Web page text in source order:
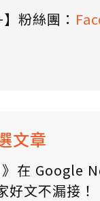
粉絲團：
文章
在 Google
好文不漏接！